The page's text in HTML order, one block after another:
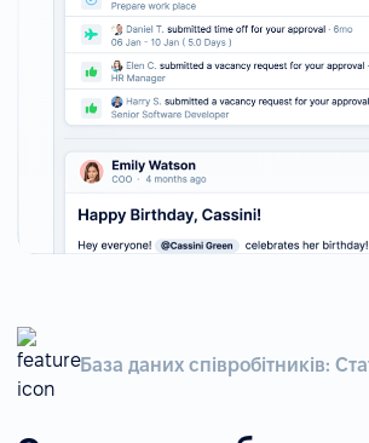
База даних співробітників: